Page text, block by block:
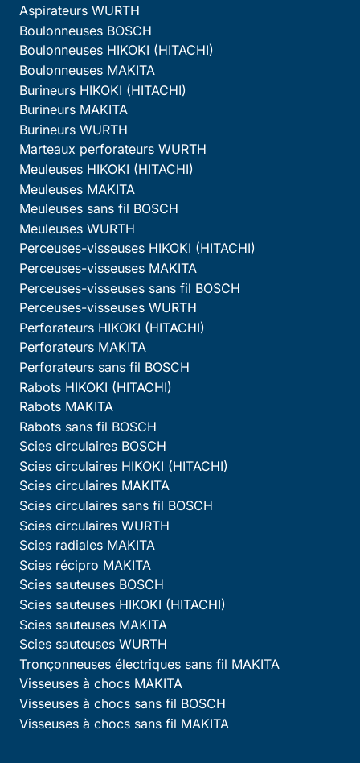
Aspirateurs WURTH
Boulonneuses BOSCH
Boulonneuses HIKOKI (HITACHI)
Boulonneuses MAKITA
Burineurs HIKOKI (HITACHI)
Burineurs MAKITA
Burineurs WURTH
Marteaux perforateurs WURTH
Meuleuses HIKOKI (HITACHI)
Meuleuses MAKITA
Meuleuses sans fil BOSCH
Meuleuses WURTH
Perceuses-visseuses HIKOKI (HITACHI)
Perceuses-visseuses MAKITA
Perceuses-visseuses sans fil BOSCH
Perceuses-visseuses WURTH
Perforateurs HIKOKI (HITACHI)
Perforateurs MAKITA
Perforateurs sans fil BOSCH
Rabots HIKOKI (HITACHI)
Rabots MAKITA
Rabots sans fil BOSCH
Scies circulaires BOSCH
Scies circulaires HIKOKI (HITACHI)
Scies circulaires MAKITA
Scies circulaires sans fil BOSCH
Scies circulaires WURTH
Scies radiales MAKITA
Scies récipro MAKITA
Scies sauteuses BOSCH
Scies sauteuses HIKOKI (HITACHI)
Scies sauteuses MAKITA
Scies sauteuses WURTH
Tronçonneuses électriques sans fil MAKITA
Visseuses à chocs MAKITA
Visseuses à chocs sans fil BOSCH
Visseuses à chocs sans fil MAKITA